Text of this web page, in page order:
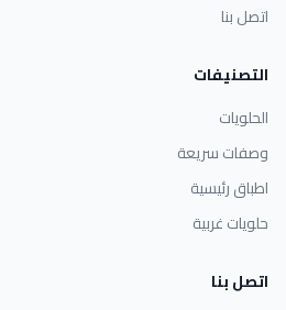
اتصل بنا
التصنيفات
الحلويات
وصفات سريعة
اطباق رئيسية
حلويات غربية
اتصل بنا